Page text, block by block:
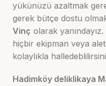
yükünüzü azaltmak
gerek bütçe dostu
Vinç olarak
hiçbir ekipman veya
kolaylıkla
Hadimköy deliklikaya